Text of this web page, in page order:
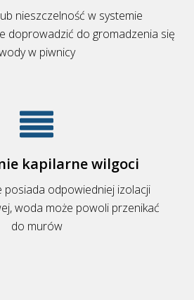
nieszczelność w systemie
doprowadzić do gromadzenia się
w piwnicy
kapilarne wilgoci
posiada odpowiedniej izolacji
woda może powoli przenikać
do murów